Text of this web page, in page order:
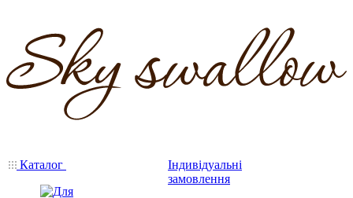
Каталог
Індивідуальні
замовлення